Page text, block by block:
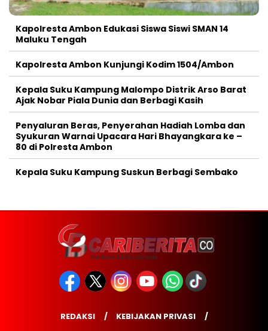
Kapolresta Ambon Edukasi Siswa Siswi SMAN 14
Maluku Tengah
Kapolresta Ambon Kunjungi Kodim 1504/Ambon
Kepala Suku Kampung Malompo Distrik Arso Barat
Ajak Nobar Piala Dunia dan Berbagi Kasih
Penyaluran Beras, Penyerahan Hadiah Lomba dan
Syukuran Warnai Upacara Hari Bhayangkara ke –
80 di Polresta Ambon
Kepala Suku Kampung Suskun Berbagi Sembako
REDAKSI
KEBIJAKAN PRIVASI